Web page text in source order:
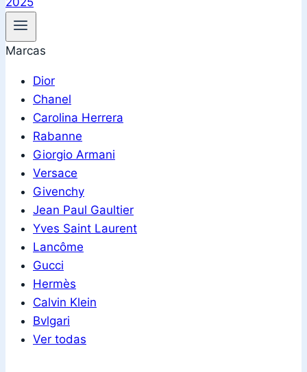
Marcas
Dior
Chanel
Carolina Herrera
Rabanne
Giorgio Armani
Versace
Givenchy
Jean Paul Gaultier
Yves Saint Laurent
Lancôme
Gucci
Hermès
Calvin Klein
Bvlgari
Ver todas